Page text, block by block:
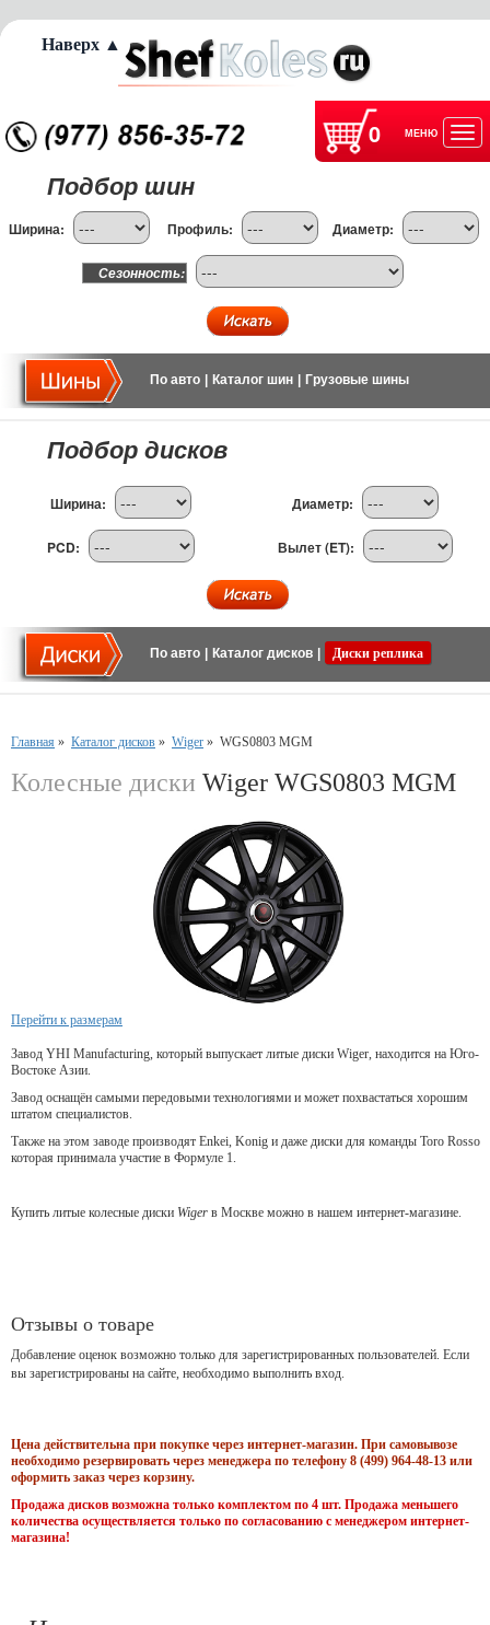
0 МЕНЮ
Подбор шин
Ширина: Профиль: Диаметр:
Сезонность:
По авто Каталог шин Грузовые шины
Подбор дисков
Ширина: Диаметр:
PCD: Вылет (ET):
По авто Каталог дисков Диски реплика
Главная » Каталог дисков » Wiger » WGS0803 MGM
Колесные диски Wiger WGS0803 MGM
Перейти к размерам
Завод YHI Manufacturing, который выпускает литые диски Wiger, находится на Юго-
Востоке Азии.
Завод оснащён самыми передовыми технологиями и может похвастаться хорошим
штатом специалистов.
Также на этом заводе производят Enkei, Konig и даже диски для команды Toro Rosso
которая принимала участие в Формуле 1.
Купить литые колесные диски Wiger в Москве можно в нашем интернет-магазине.
Отзывы о товаре
Добавление оценок возможно только для зарегистрированных пользователей. Если
вы зарегистрированы на сайте, необходимо выполнить вход.
Цена действительна при покупке через интернет-магазин. При самовывозе
необходимо резервировать через менеджера по телефону 8 (499) 964-48-13 или
оформить заказ через корзину.
Продажа дисков возможна только комплектом по 4 шт. Продажа меньшего
количества осуществляется только по согласованию с менеджером интернет-
магазина!
Наверх ▲